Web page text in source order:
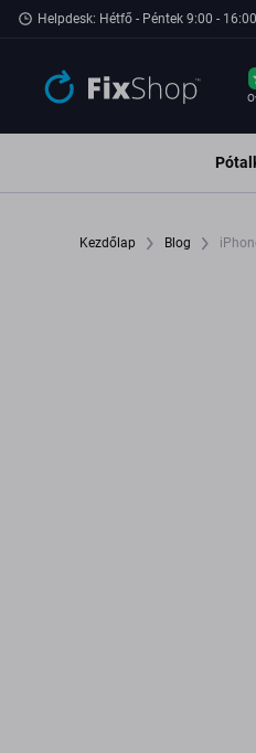
Ugrás az oldal fő részéhez
Helpdesk: Hétfő - Péntek 9:00 - 16:00
Kezdőlap Blog